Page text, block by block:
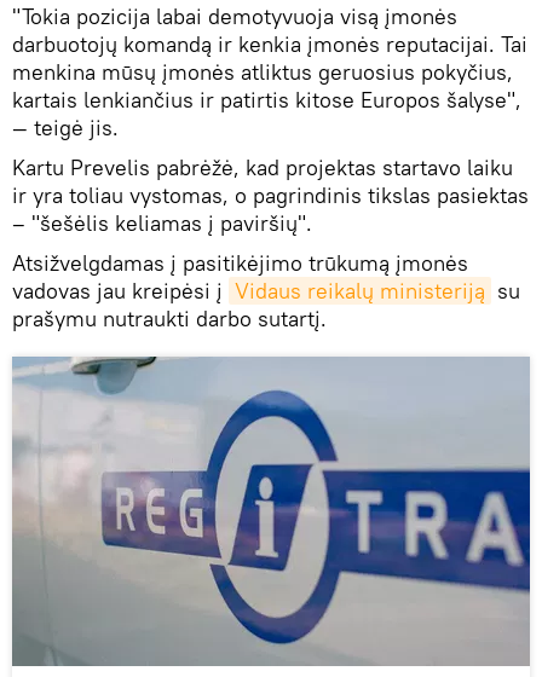
"Tokia pozicija labai demotyvuoja visą įmonės
darbuotojų komandą ir kenkia įmonės reputacijai. Tai
menkina mūsų įmonės atliktus geruosius pokyčius,
kartais lenkiančius ir patirtis kitose Europos šalyse",
— teigė jis.
Kartu Prevelis pabrėžė, kad projektas startavo laiku
ir yra toliau vystomas, o pagrindinis tikslas pasiektas
– "šešėlis keliamas į paviršių".
Atsižvelgdamas į pasitikėjimo trūkumą įmonės
vadovas jau kreipėsi į Vidaus reikalų ministeriją su
prašymu nutraukti darbo sutartį.